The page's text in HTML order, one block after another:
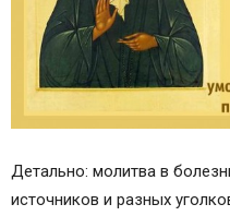
Детально: молитва в
источников и разных